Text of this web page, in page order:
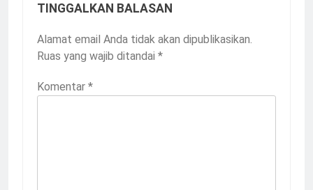
TINGGALKAN BALASAN
Alamat email Anda tidak akan dipublikasikan.
Ruas yang wajib ditandai *
Komentar *